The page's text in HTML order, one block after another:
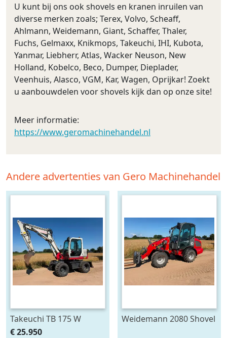
U kunt bij ons ook shovels en kranen inruilen van
diverse merken zoals; Terex, Volvo, Scheaff,
Ahlmann, Weidemann, Giant, Schaffer, Thaler,
Fuchs, Gelmaxx, Knikmops, Takeuchi, IHI, Kubota,
Yanmar, Liebherr, Atlas, Wacker Neuson, New
Holland, Kobelco, Beco, Dumper, Dieplader,
Veenhuis, Alasco, VGM, Kar, Wagen, Oprijkar! Zoekt
u aanbouwdelen voor shovels kijk dan op onze site!
Meer informatie:
https://www.geromachinehandel.nl
Andere advertenties van Gero Machinehandel
Takeuchi TB 175 W
Graafmachine (bj 2004)
€ 25.950
Weidemann 2080 Shovel